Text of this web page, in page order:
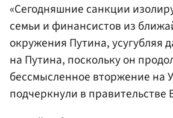
«Сегодняшние санкции
семьи и финансистов из
окружения Путина, усугубляя
на Путина, поскольку он
бессмысленное вторжение на
подчеркнули в